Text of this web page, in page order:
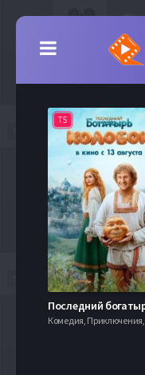
TS